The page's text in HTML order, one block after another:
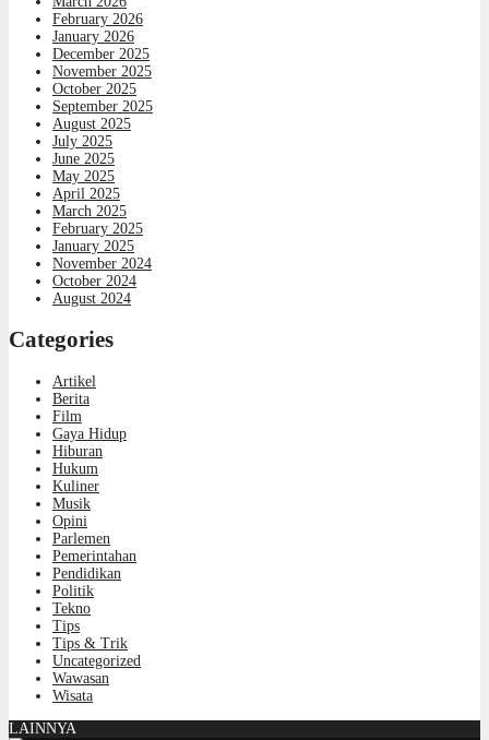
February 2026
January 2026
December 2025
November 2025
October 2025
September 2025
August 2025
July 2025
June 2025
May 2025
April 2025
March 2025
February 2025
January 2025
November 2024
October 2024
August 2024
Categories
Artikel
Berita
Film
Gaya Hidup
Hiburan
Hukum
Kuliner
Musik
Opini
Parlemen
Pemerintahan
Pendidikan
Politik
Tekno
Tips
Tips & Trik
Uncategorized
Wawasan
Wisata
LAINNYA